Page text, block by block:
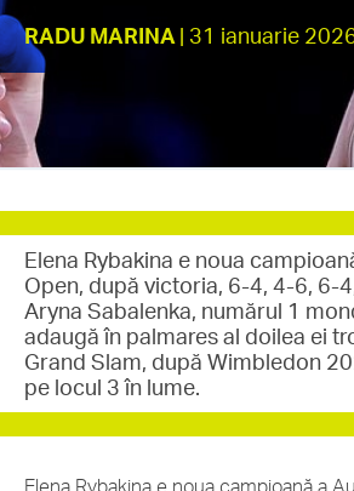
RADU MARINA | 31 ianuarie
Elena Rybakina e noua
Open, după victoria, 6-4, 4-6, 6-
Aryna Sabalenka, numărul 1
adaugă în palmares al doilea ei
Grand Slam, după Wimbledon
pe locul 3 în lume.
Elena Rybakina e noua campioană a